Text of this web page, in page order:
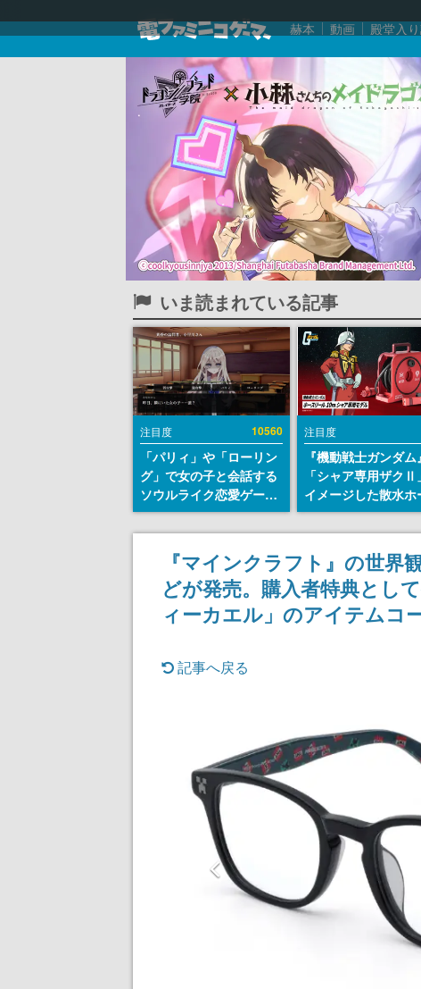
赫本 動画 殿堂入
いま読まれている記事
注目度 10560
「パリィ」や「ローリン
グ」で女の子と会話する
ソウルライク恋愛ゲーム
『小早川さんはソウルラ
イク』無料公開。返事に
失敗すると「YOU
DIED」
注目度
『機動戦士ガンダ
「シャア専用ザクⅡ
イメージした散水ホ
リールが予約開始。
にはシャアのパーソ
マークやジオン公国
エンブレム、型式
どを配置
『マインクラフト』の世
どが発売。購入者特典とし
ィーカエル」のアイテムコ
記事へ戻る